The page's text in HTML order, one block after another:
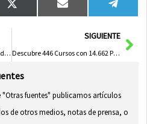
Compartir
en
X
(Twitter)
Compartir
en
Email
en
UGT Advierte de la Precariedad del Personal de Limpieza en el Ayuntamiento de Azuqueca de Henares
SIGUIENTE
Descubre 446 Cursos con 14.662 Plazas Disponibles para Potenciar Tu Futuro
"Otras fuentes" publicamos artículos
de otros medios, notas de prensa, o